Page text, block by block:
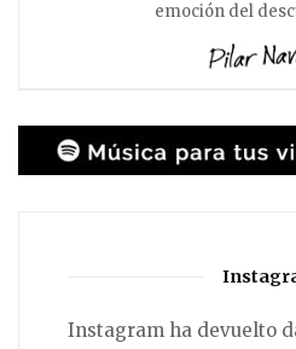
emoción del
Instagram ha devuelto